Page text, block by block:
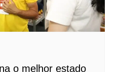
o melhor estado